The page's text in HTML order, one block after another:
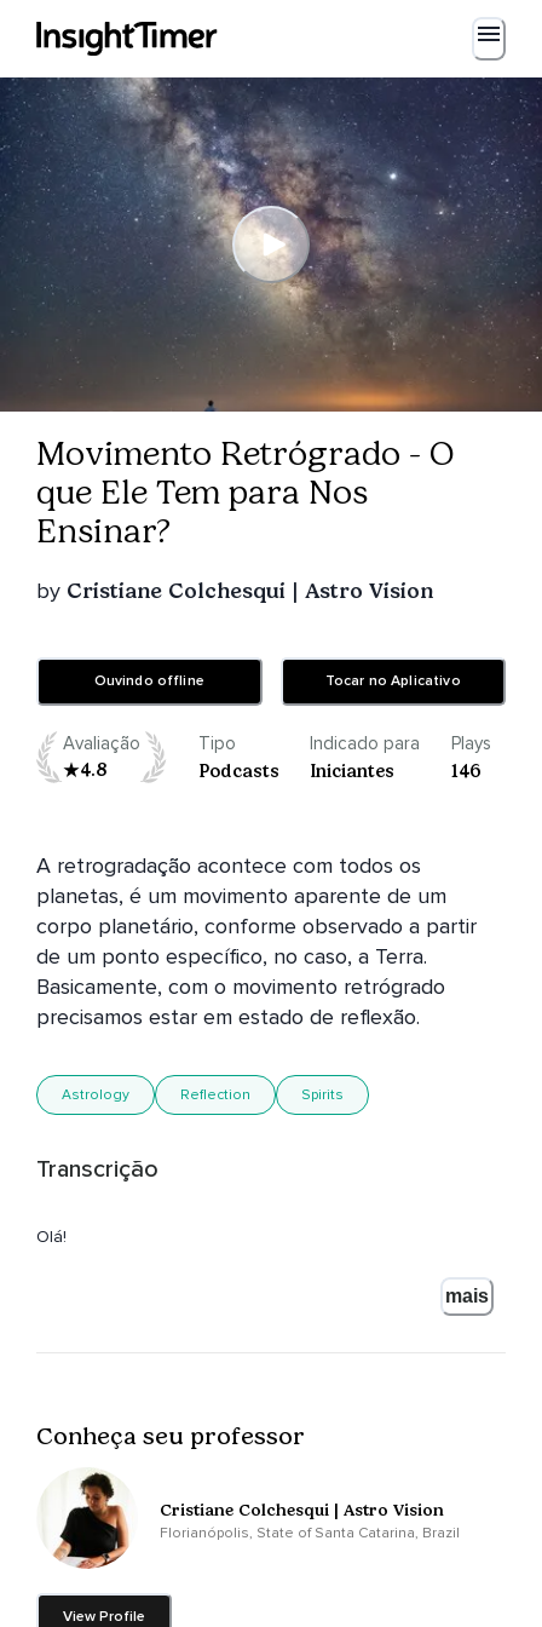
Movimento Retrógrado - O
que Ele Tem para Nos
Ensinar?
by Cristiane Colchesqui | Astro Vision
Ouvindo offline Tocar no Aplicativo
Avaliação
4.8
Tipo
Podcasts
Indicado para
Iniciantes
Plays
146
A retrogradação acontece com todos os
planetas, é um movimento aparente de um
corpo planetário, conforme observado a partir
de um ponto específico, no caso, a Terra.
Basicamente, com o movimento retrógrado
precisamos estar em estado de reflexão.
Astrology Reflection Spirits
Transcrição
Olá!
É um movimento aparente de um corpo planetário,
Conforme observado a partir de um ponto de vista
específico,
No nosso caso a Terra.
Alguns planetas vão mais rápido,
mais
Conheça seu professor
Cristiane Colchesqui | Astro Vision
Florianópolis, State of Santa Catarina, Brazil
View Profile